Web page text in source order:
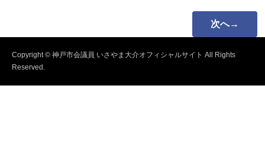
次へ→
Copyright © 神戸市会議員 いさやま大介オフィシャルサイト All Rights
Reserved.